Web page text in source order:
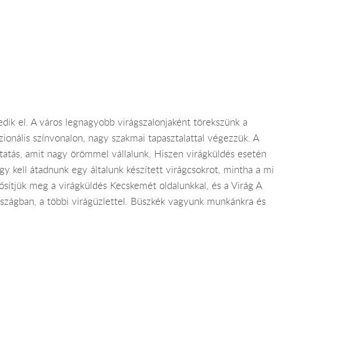
el. A város legnagyobb virágszalonjaként törekszünk a
színvonalon, nagy szakmai tapasztalattal végezzük. A
amit nagy örömmel vállalunk. Hiszen virágküldés esetén
kell átadnunk egy általunk készített virágcsokrot, mintha a mi
meg a virágküldés Kecskemét oldalunkkal, és a Virág A
a többi virágüzlettel. Büszkék vagyunk munkánkra és